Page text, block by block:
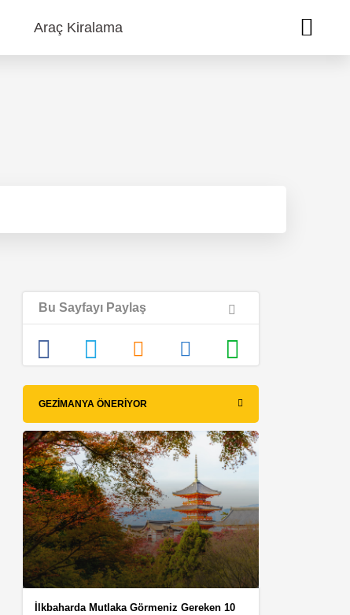
Araç Kiralama
Bu Sayfayı Paylaş
GEZIMANYA ÖNERIYOR
İlkbaharda Mutlaka Görmeniz Gereken 10